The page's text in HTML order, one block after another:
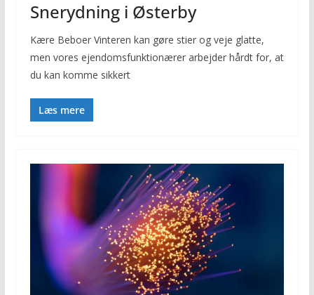
Snerydning i Østerby
Kære Beboer Vinteren kan gøre stier og veje glatte,
men vores ejendomsfunktionærer arbejder hårdt for, at
du kan komme sikkert
Læs mere